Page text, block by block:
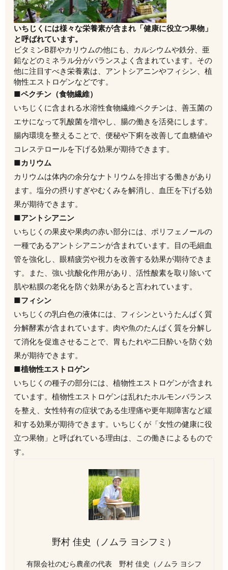
いちじくには様々な栄養素が含まれ「健康に役立つ果物」
と呼ばれています。
ビタミンB群やカリウムの他にも、カルシウムや鉄分、亜
鉛などのミネラル分がバランスよく含まれています。その
他に注目すべき栄養素は、アントシアニンやフィシン、植
物性エストロゲンなどです。
■ペクチン（食物繊維）
いちじくに含まれる水溶性食物繊維ペクチンは、善玉菌の
エサになって乳酸菌を増やし、腸の働きを活発にします。
腸内環境を整えることで、便秘や下痢を改善して血糖値や
コレステロールを下げる効果が期待できます。
■カリウム
カリウムは体内の余分なナトリウムを排出する働きがあり
ます。塩分の摂りすぎやむくみを解消し、血圧を下げる効
果が期待できます。
■アントシアニン
いちじくの果皮や果肉の赤い部分には、ポリフェノールの
一種であるアントシアニンが含まれています。目の毛細血
管を強化し、眼精疲労や視力を改善する効果が期待できま
す。また、強い抗酸化作用があり、活性酸素を取り除いて
肌や粘膜の老化を防ぐ効果があると言われています。
■フィシン
いちじくの乳白色の液体には、フィシンというたんぱく質
分解酵素が含まれています。肉や魚のたんぱく質を分解し
て消化を促進させることで、胃もたれや二日酔いを防ぐ効
果が期待できます。
■植物性エストロゲン
いちじくの種子の部分には、植物性エストロゲンが含まれ
ています。植物性エストロゲンは乱れたホルモンバランス
を整え、女性特有の症状である生理痛や更年期障害など緩
和する効果が期待できます。いちじくが「女性の健康に役
立つ果物」と呼ばれている理由は、この働きによるもので
す。
野村 佳史（ノムラ ヨシフミ）
有限会社のむら農産の代表 野村 佳史（ノムラ ヨシフ